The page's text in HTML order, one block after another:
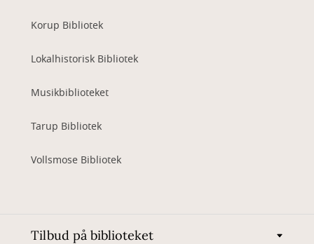
Korup Bibliotek
Lokalhistorisk Bibliotek
Musikbiblioteket
Tarup Bibliotek
Vollsmose Bibliotek
Tilbud på biblioteket